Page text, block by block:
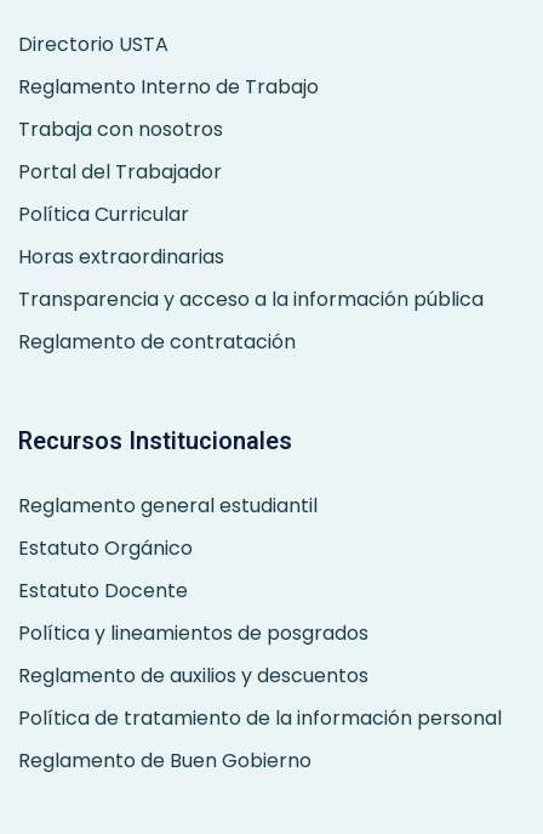
Directorio USTA
Reglamento Interno de Trabajo
Trabaja con nosotros
Portal del Trabajador
Política Curricular
Horas extraordinarias
Transparencia y acceso a la información pública
Reglamento de contratación
Recursos Institucionales
Reglamento general estudiantil
Estatuto Orgánico
Estatuto Docente
Política y lineamientos de posgrados
Reglamento de auxilios y descuentos
Política de tratamiento de la información personal
Reglamento de Buen Gobierno